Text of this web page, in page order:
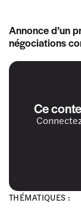
THÉMATIQUES :
Annonce d’un
négociations
Ce